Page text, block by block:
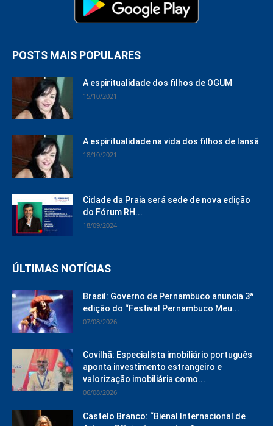
POSTS MAIS POPULARES
A espiritualidade dos filhos de OGUM
15/10/2021
A espiritualidade na vida dos filhos de Iansã
18/10/2021
Cidade da Praia será sede de nova edição
do Fórum RH...
18/09/2024
ÚLTIMAS NOTÍCIAS
Brasil: Governo de Pernambuco anuncia 3ª
edição do “Festival Pernambuco Meu...
07/08/2026
Covilhã: Especialista imobiliário português
aponta investimento estrangeiro e
valorização imobiliária como...
06/08/2026
Castelo Branco: “Bienal Internacional de